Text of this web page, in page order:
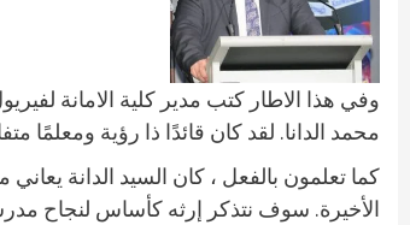
وفي هذا الاطار كتب مدير كلية الامانة
محمد الدانا. لقد كان قائدًا ذا رؤية ومعلمًا
كما تعلمون بالفعل ، كان السيد الدانة
الأخيرة. سوف نتذكر إرثه كأساس لنجاح